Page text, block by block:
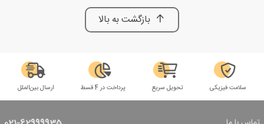
بازگشت به بالا
سلامت فیزیکی تحویل سریع پرداخت در 4 قسط ارسال بین‌الملل